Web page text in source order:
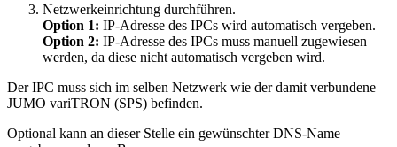
Netzwerkeinrichtung durchführen.
Option 1: IP-Adresse des IPCs wird automatisch vergeben.
Option 2: IP-Adresse des IPCs muss manuell zugewiesen
werden, da diese nicht automatisch vergeben wird.
Der IPC muss sich im selben Netzwerk wie der damit verbundene
JUMO variTRON (SPS) befinden.
Optional kann an dieser Stelle ein gewünschter DNS-Name